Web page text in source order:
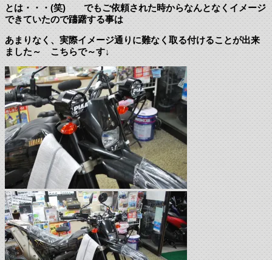
とは・・・(笑) でもご依頼された時からなんとなくイメージ
できていたので躊躇する事は
あまりなく、実際イメージ通りに難なく取る付けることが出来
ました～ こちらで～す↓